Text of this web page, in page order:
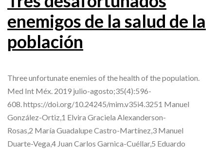
enemigos de la salud de la
población
Three unfortunate enemies of the health of the population.
Med Int Méx. 2019 julio-agosto;35(4):596-
608. https://doi.org/10.24245/mim.v35i4.3251 Manuel
González-Ortiz,1 Elvira Graciela Alexanderson-
Rosas,2 María Guadalupe Castro-Martínez,3 Manuel
Duarte-Vega,4 Juan Carlos Garnica-Cuéllar,5 Eduardo